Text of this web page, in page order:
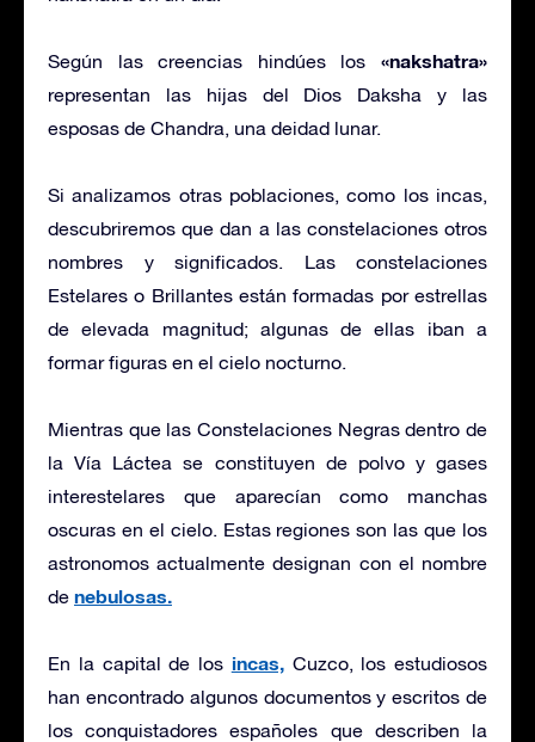
Según las creencias hindúes los «nakshatra»
representan las hijas del Dios Daksha y las
esposas de Chandra, una deidad lunar.
Si analizamos otras poblaciones, como los incas,
descubriremos que dan a las constelaciones otros
nombres y significados. Las constelaciones
Estelares o Brillantes están formadas por estrellas
de elevada magnitud; algunas de ellas iban a
formar figuras en el cielo nocturno.
Mientras que las Constelaciones Negras dentro de
la Vía Láctea se constituyen de polvo y gases
interestelares que aparecían como manchas
oscuras en el cielo. Estas regiones son las que los
astronomos actualmente designan con el nombre
de nebulosas.
En la capital de los incas,Cuzco, los estudiosos
han encontrado algunos documentos y escritos de
los conquistadores españoles que describen la